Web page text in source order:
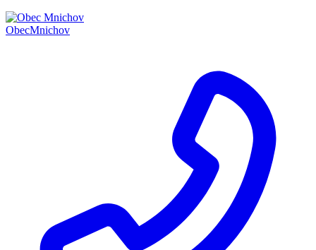
ObecMnichov